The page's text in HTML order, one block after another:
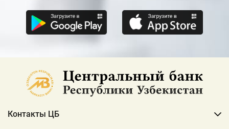
Контакты ЦБ